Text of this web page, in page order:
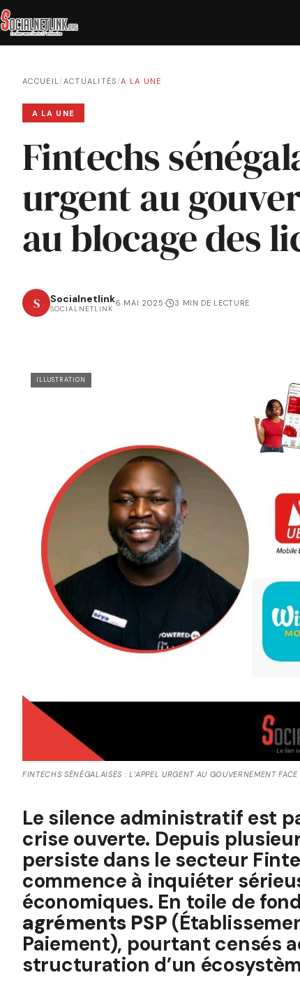
ACCUEIL/ACTUALITÉS /A LA UNE
A LA UNE
Fintechs
urgent au
au blocage des
S Socialnetlink
SOCIALNETLINK
6 MAI 2025· 3 MIN DE LECTURE
ILLUSTRATION
FINTECHS SÉNÉGALAISES : L’APPEL URGENT AU GOUVERNEMENT
Le silence administratif est
crise ouverte. Depuis
persiste dans le secteur
commence à inquiéter
économiques. En toile de
agréments PSP
Paiement), pourtant censés
structuration d’un